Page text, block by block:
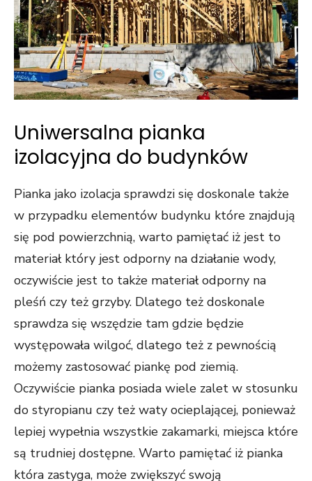
Uniwersalna pianka
izolacyjna do budynków
Pianka jako izolacja sprawdzi się doskonale także
w przypadku elementów budynku które znajdują
się pod powierzchnią, warto pamiętać iż jest to
materiał który jest odporny na działanie wody,
oczywiście jest to także materiał odporny na
pleśń czy też grzyby. Dlatego też doskonale
sprawdza się wszędzie tam gdzie będzie
występowała wilgoć, dlatego też z pewnością
możemy zastosować piankę pod ziemią.
Oczywiście pianka posiada wiele zalet w stosunku
do styropianu czy też waty ocieplającej, ponieważ
lepiej wypełnia wszystkie zakamarki, miejsca które
są trudniej dostępne. Warto pamiętać iż pianka
która zastyga, może zwiększyć swoją